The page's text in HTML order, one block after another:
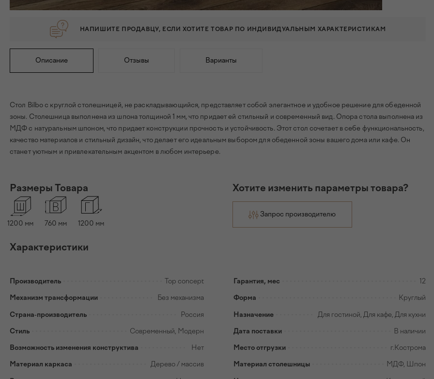
НАПИШИТЕ ПРОДАВЦУ, ЕСЛИ ХОТИТЕ ТОВАР ПО ИНДИВИДУАЛЬНЫМ ХАРАКТЕРИСТИКАМ
Описание Отзывы Варианты
Стол Bilbo с круглой столешницей, не раскладывающийся, представляет собой элегантное и удобное решение для обеденной
зоны. Столешница выполнена из шпона толщиной 1 мм, что придает ей стильный и современный вид. Опора стола выполнена из
МДФ с натуральным шпоном, что придает конструкции прочность и устойчивость. Этот стол сочетает в себе функциональность,
качество материалов и стильный дизайн, что делает его идеальным выбором для обеденной зоны вашего дома или кафе. Он
станет уютным и привлекательным акцентом в любом интерьере.
Размеры Товара
1200 мм 760 мм 1200 мм
Хотите изменить параметры товара?
Запрос производителю
Характеристики
Производитель Top concept Гарантия, мес 12
Механизм трансформации Без механизма Форма Круглый
Страна-производитель Россия Назначение Для гостиной, Для кафе, Для кухни
Стиль Современный, Модерн Дата поставки В наличии
Возможность изменения конструктива Нет Место отгрузки г.Кострома
Материал каркаса Дерево / массив Материал столешницы МДФ, Шпон